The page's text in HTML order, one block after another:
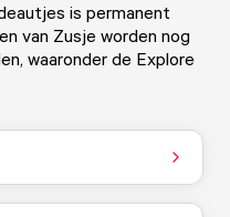
is permanent
van Zusje worden nog
waaronder de Explore